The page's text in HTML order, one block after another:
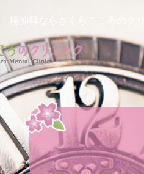
精神科ならさくらこころのクリ